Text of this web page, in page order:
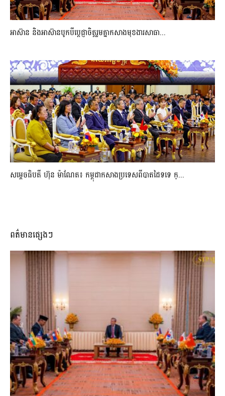
អាស៊ាន និងអាស៊ានបូកបីប្តេជ្ញាចិត្តរួមគ្នាកសាងមុខងារសាធា...
សម្ដេចធិបតី ហ៊ុន ម៉ាណែត៖ កម្ពុជាកសាងប្រទេសពីបាតដៃទទេ ក្...
ពត៌មានផ្សេងៗ